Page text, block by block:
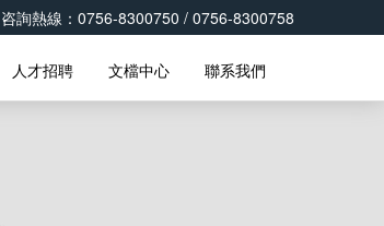
咨詢熱線：0756-8300750 / 0756-8300758
人才招聘 文檔中心 聯系我們